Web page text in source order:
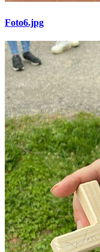
Foto6.jpg